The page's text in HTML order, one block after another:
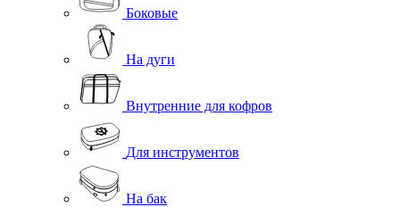
Боковые
На дуги
Внутренние для кофров
Для инструментов
На бак